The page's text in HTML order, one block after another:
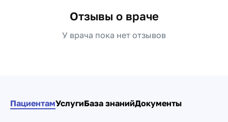
Отзывы о враче
У врача пока нет отзывов
ПациентамУслугиБаза знанийДокументы